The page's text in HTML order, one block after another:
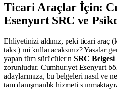
Ticari Araçlar İçin:
Esenyurt SRC ve
Ehliyetinizi aldınız, peki ticari araç
taksi) mi kullanacaksınız? Yasalar
yapan tüm sürücülerin SRC Belgesi
zorunludur. Cumhuriyet Esenyurt
adaylarımıza, bu belgeleri nasıl ve
tam danışmanlık hizmeti